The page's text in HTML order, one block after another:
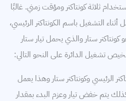
ثلاثة كونتاكتر ومؤقت زمني. غالبًا
أثناء التشغيل باسم الكونتاكتر الرئيسي،
كونتاكتر ستار والذي يحمل تيار ستار
تشغيل الدائرة على النحو التالي:
الرئيسي وكونتاكتر ستار وهذا يعمل
الجهد بمقدار 3√ وكذلك يتم خفض تيار وعزم البدء بمقدار